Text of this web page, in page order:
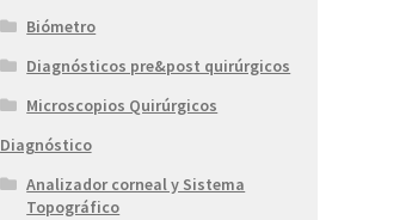
Biómetro
Diagnósticos pre&post quirúrgicos
Microscopios Quirúrgicos
Diagnóstico
Analizador corneal y Sistema
Topográfico